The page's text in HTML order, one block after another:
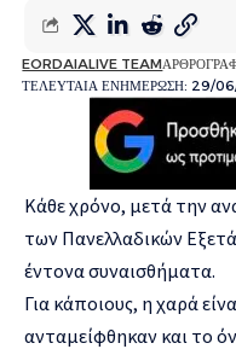
ΤΕΛΕΥΤΑΙΑ ΕΝΗΜΕΡΩΣΗ: 29/
EORDAIALIVE TEAM
Κάθε χρόνο, μετά την
των Πανελλαδικών
έντονα συναισθήματα.
Για κάποιους, η χαρά
ανταμείφθηκαν και το